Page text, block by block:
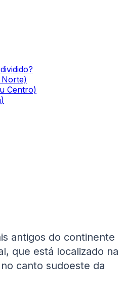
Centro)
antigos do continente
que está localizado na
canto sudoeste da